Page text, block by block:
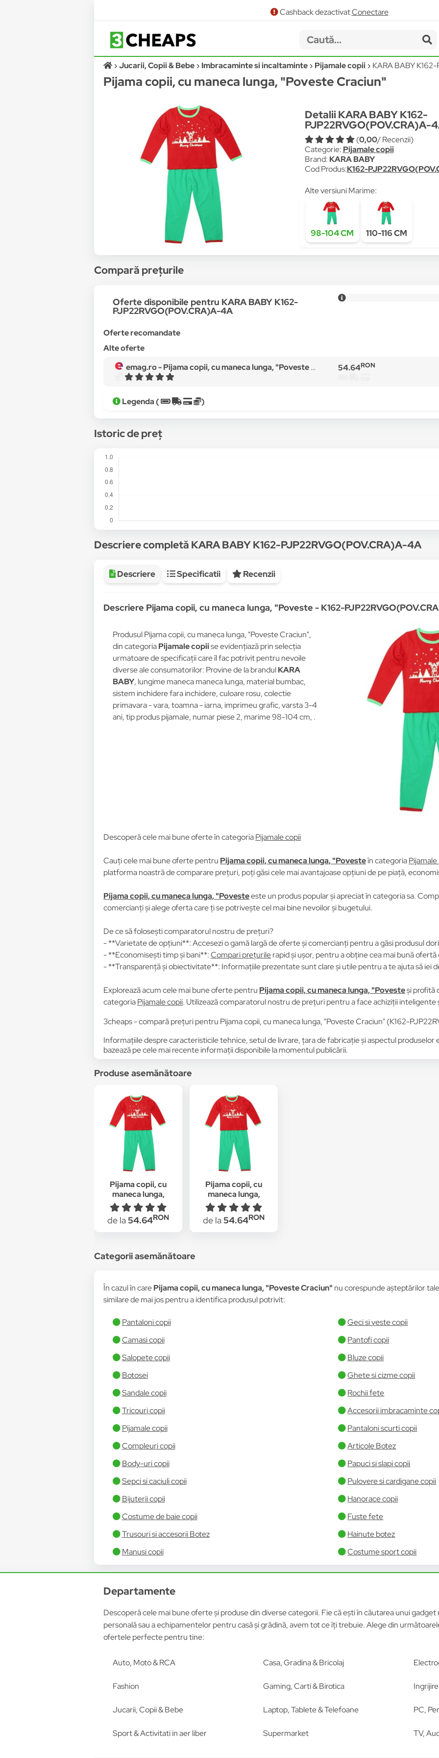
Cashback dezactivatConectare
Jucarii, Copii & Bebe Imbracaminte si incaltaminte Pijamale copii KARA BABY
Pijama copii, cu maneca lunga, "Poveste Craciun"
Detalii KARA BABY K162-
PJP22RVGO(POV.CRA)A-
(0,00/ Recenzii)
Categorie: Pijamale copii
Brand: KARA BABY
Cod Produs:K162-
Alte versiuni Marime:
98-104 CM 110-116 CM
Compară prețurile
Oferte disponibile pentru KARA BABY K162-
PJP22RVGO(POV.CRA)A-4A
Oferte recomandate
Alte oferte
emag.ro -Pijama copii, cu maneca lunga, "Poveste Craciun" 54.64RON
Legenda ( )
Istoric de preț
Descriere completă KARA BABY K162-PJP22RVGO(POV.CRA)A-4A
Descriere Specificatii Recenzii
Descriere Pijama copii, cu maneca lunga, "Poveste - K162-
Produsul Pijama copii, cu maneca lunga, "Poveste Craciun",
din categoriaPijamale copiise evidențiază prin selecția
urmatoare de specificații care îl fac potrivit pentru nevoile
diverse ale consumatorilor: Provine de la brandulKARA
BABY, lungime maneca maneca lunga, material bumbac,
sistem inchidere fara inchidere, culoare rosu, colectie
primavara - vara, toamna - iarna, imprimeu grafic, varsta 3-4
ani, tip produs pijamale, numar piese 2, marime 98-104 cm, .
Descoperă cele mai bune oferte în categoriaPijamale copii
Cauți cele mai bune oferte pentru Pijama copii, cu maneca lunga, "Povesteîn categoria
platforma noastră de comparare prețuri, poți găsi cele mai avantajoase opțiuni de pe piață,
Pijama copii, cu maneca lunga, "Povesteeste un produs popular și apreciat în categoria sa.
comercianți și alege oferta care ți se potrivește cel mai bine nevoilor și bugetului.
De ce să folosești comparatorul nostru de prețuri?
- **Varietate de opțiuni**: Accesezi o gamă largă de oferte și comercianți pentru a găsi produsul
- **Economisești timp și bani**:Compari prețurilerapid și ușor, pentru a obține cea mai bună ofertă
- **Transparență și obiectivitate**: Informațiile prezentate sunt clare și utile pentru a te ajuta să iei
Explorează acum cele mai bune oferte pentru Pijama copii, cu maneca lunga, "Povesteși profită
categoriaPijamale copii. Utilizează comparatorul nostru de prețuri pentru a face achiziții
3cheaps - compară prețuri pentru Pijama copii, cu maneca lunga, "Poveste Craciun" (K162-
Informațiile despre caracteristicile tehnice, setul de livrare, țara de fabricație și aspectul
bazează pe cele mai recente informații disponibile la momentul publicării.
Produse asemănătoare
Pijama copii, cu
maneca lunga,
"Poveste Craciun"
de la54.64RON
Pijama copii, cu
maneca lunga,
"Poveste Craciun"
de la54.64RON
Categorii asemănătoare
În cazul în carePijama copii, cu maneca lunga, "Poveste Craciun" nu corespunde așteptărilor
similare de mai jos pentru a identifica produsul potrivit:
Pantaloni copii
Geci si veste copii
Camasi copii
Pantofi copii
Salopete copii
Bluze copii
Botosei
Ghete si cizme copii
Sandale copii
Rochii fete
Tricouri copii
Accesorii imbracaminte
Pijamale copii
Pantaloni scurti copii
Compleuri copii
Articole Botez
Body-uri copii
Papuci si slapi copii
Sepci si caciuli copii
Pulovere si cardigane copii
Bijuterii copii
Hanorace copii
Costume de baie copii
Fuste fete
Trusouri si accesorii Botez
Hainute botez
Manusi copii
Costume sport copii
Departamente
Descoperă cele mai bune oferte și produse din diverse categorii. Fie că ești în căutarea unui gadget
personală sau a echipamentelor pentru casă și grădină, avem tot ce îți trebuie. Alege din
ofertele perfecte pentru tine:
Auto, Moto & RCA Casa, Gradina & Bricolaj
Fashion Gaming, Carti & Birotica
Jucarii, Copii & Bebe Laptop, Tablete & Telefoane PC,
Sport & Activitati in aer liber Supermarket TV,